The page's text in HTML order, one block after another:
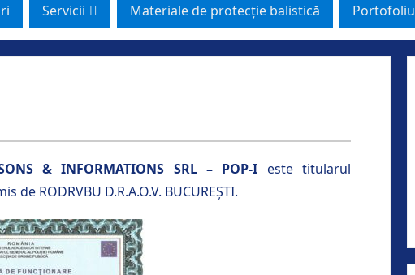
Servicii Materiale de protecție balistică Portofoliu
& INFORMATIONS SRL – POP-I este titularul
de RODRVBU D.R.A.O.V. BUCUREȘTI.